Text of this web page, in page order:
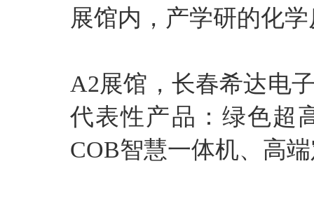
展馆内，产学研的化
A2展馆，长春希达电
代表性产品：绿色超
COB智慧一体机、高